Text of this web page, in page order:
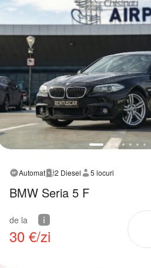
Automat 2 Diesel 5 locuri
BMW Seria 5 F
de la
30 €/zi